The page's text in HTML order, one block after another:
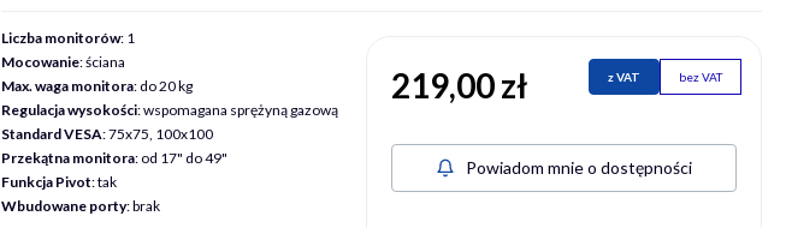
Liczba monitorów: 1
Mocowanie: ściana
Max. waga monitora: do 20 kg
Regulacja wysokości: wspomagana sprężyną gazową
Standard VESA: 75x75, 100x100
Przekątna monitora: od 17" do 49"
Funkcja Pivot: tak
Wbudowane porty: brak
z VAT bez VAT
Cena
219,00 zł
Powiadom mnie o dostępności